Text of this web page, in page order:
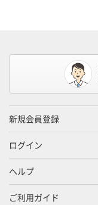
新規会員登録
ログイン
ヘルプ
ご利用ガイド